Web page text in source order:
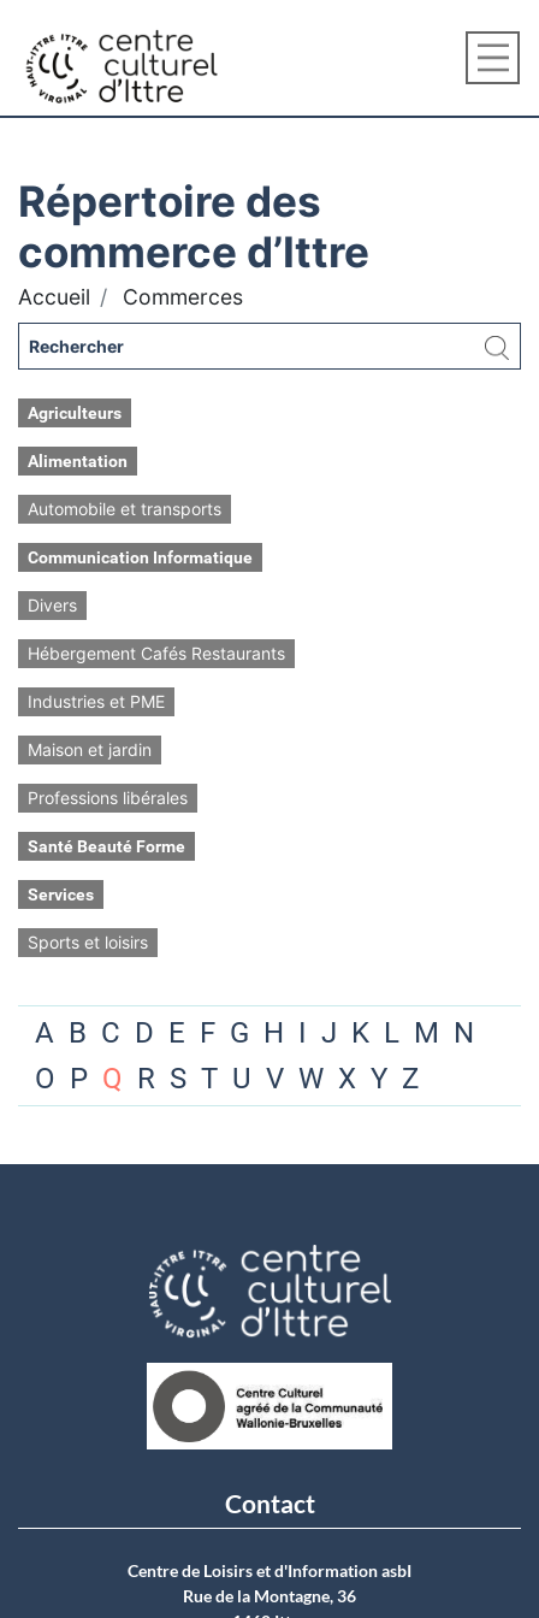
Répertoire des
commerce d’Ittre
Accueil Commerces
Agriculteurs
Alimentation
Automobile et transports
Communication Informatique
Divers
Hébergement Cafés Restaurants
Industries et PME
Maison et jardin
Professions libérales
Santé Beauté Forme
Services
Sports et loisirs
A B C D E F G H I J K L M N
O P Q R S T U V W X Y Z
Contact
Centre de Loisirs et d'Information asbI
Rue de la Montagne, 36